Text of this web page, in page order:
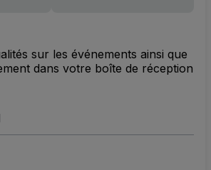
sur les événements ainsi que
dans votre boîte de réception